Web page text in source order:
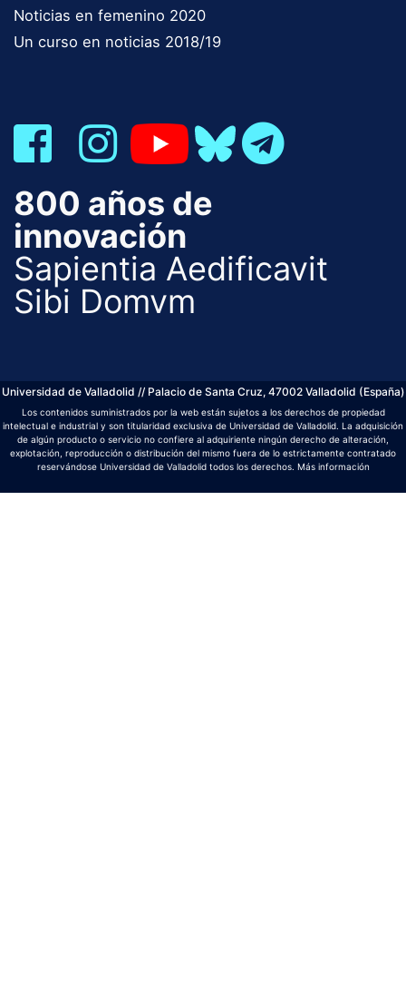
Noticias en femenino 2020
Un curso en noticias 2018/19
800 años de
innovación
Sapientia Aedificavit
Sibi Domvm
Universidad de Valladolid // Palacio de Santa Cruz, 47002 Valladolid (España)
Los contenidos suministrados por la web están sujetos a los derechos de propiedad
intelectual e industrial y son titularidad exclusiva de Universidad de Valladolid. La adquisición
de algún producto o servicio no confiere al adquiriente ningún derecho de alteración,
explotación, reproducción o distribución del mismo fuera de lo estrictamente contratado
reservándose Universidad de Valladolid todos los derechos. Más información